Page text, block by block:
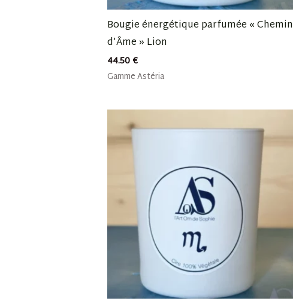
Bougie énergétique parfumée « Chemin
d’Âme » Lion
44.50€
Gamme Astéria